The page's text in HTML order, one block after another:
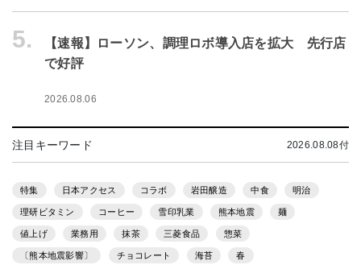
5.
【速報】ローソン、調理ロボ導入店を拡大 先行店
で好評
2026.08.06
注目キーワード 2026.08.08付
特集 日本アクセス コラボ 岩田醸造 中食 明治
理研ビタミン コーヒー 雪印乳業 熊本地震 麺
値上げ 業務用 抹茶 三菱食品 惣菜
〔熊本地震影響〕 チョコレート 海苔 春